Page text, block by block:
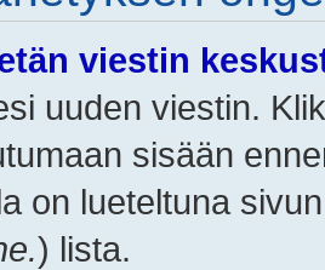
viestin
uuden viestin.
sisään
on lueteltuna
) lista.